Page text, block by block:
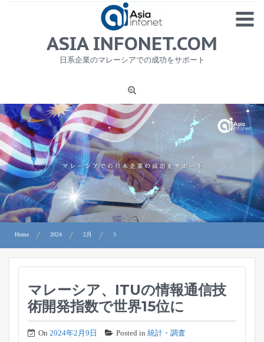
MENU
1
ニュース
労務サービス
プライバシーポリシー及び著作権について
お問合せ
ASIA INFONET.COM
日系企業のマレーシアでの成功をサポート
Home 2024 2月 9
マレーシア、ITUの情報通信技
術開発指数で世界15位に
On 2024年2月9日 Posted in 統計・調査